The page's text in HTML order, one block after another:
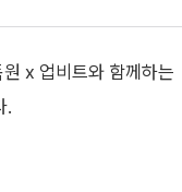
x 업비트와 함께하는
.